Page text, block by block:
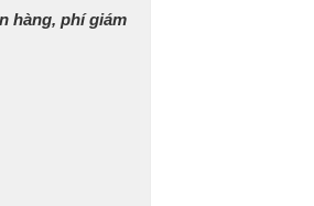
hàng, phí giám